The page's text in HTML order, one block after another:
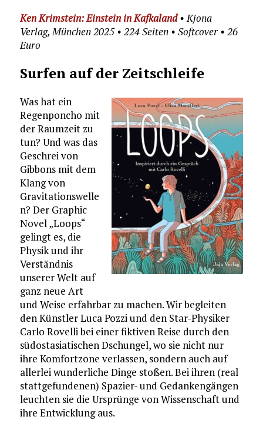
Ken Krimstein: Einstein in Kafkaland• Kjona
Verlag, München 2025 • 224 Seiten • Softcover • 26
Euro
Surfen auf der Zeitschleife
Was hat ein
Regenponcho mit
der Raumzeit zu
tun? Und was das
Geschrei von
Gibbons mit dem
Klang von
Gravitationswelle
n? Der Graphic
Novel „Loops“
gelingt es, die
Physik und ihr
Verständnis
unserer Welt auf
ganz neue Art
und Weise erfahrbar zu machen. Wir begleiten
den Künstler Luca Pozzi und den Star-Physiker
Carlo Rovelli bei einer fiktiven Reise durch den
südostasiatischen Dschungel, wo sie nicht nur
ihre Komfortzone verlassen, sondern auch auf
allerlei wunderliche Dinge stoßen. Bei ihren (real
stattgefundenen) Spazier- und Gedankengängen
leuchten sie die Ursprünge von Wissenschaft und
ihre Entwicklung aus.